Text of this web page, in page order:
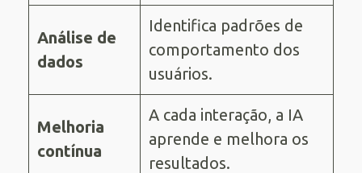
Análise de
dados
Identifica padrões de
comportamento dos
usuários.
Melhoria
contínua
A cada interação, a IA
aprende e melhora os
resultados.